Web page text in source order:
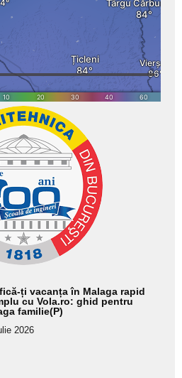
ți vacanța în Malaga rapid
cu Vola.ro: ghid pentru
familie(P)
2026